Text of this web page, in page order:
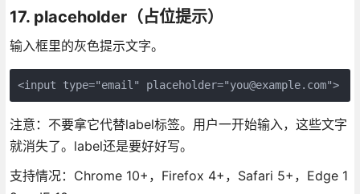
17. placeholder（占位提示）
输入框里的灰色提示文字。
<input type="email" placeholder="you@example.com">
注意：不要拿它代替label标签。用户一开始输入，这些文字
就消失了。label还是要好好写。
支持情况：Chrome 10+，Firefox 4+，Safari 5+，Edge 1